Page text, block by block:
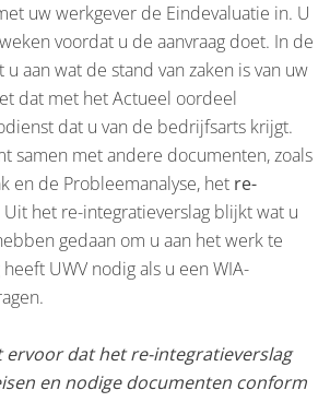
uw werkgever de Eindevaluatie in. U
voordat u de aanvraag doet. In de
aan wat de stand van zaken is van uw
dat met het Actueel oordeel
dat u van de bedrijfsarts krijgt.
samen met andere documenten, zoals
en de Probleemanalyse, het re-
Uit het re-integratieverslag blijkt wat u
gedaan om u aan het werk te
UWV nodig als u een WIA-
ervoor dat het re-integratieverslag
en nodige documenten conform